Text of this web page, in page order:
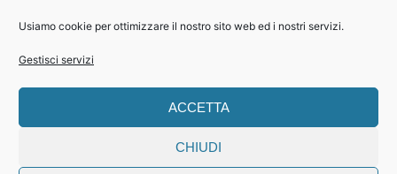
Usiamo cookie per ottimizzare il nostro sito web ed i nostri servizi.
Gestisci servizi
ACCETTA
CHIUDI
CERCA NEL SITO